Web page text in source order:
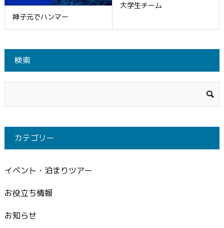
神子元でハンマー
大学生チーム
検索
カテゴリー
イベント・泊まりツアー
お役立ち情報
お知らせ